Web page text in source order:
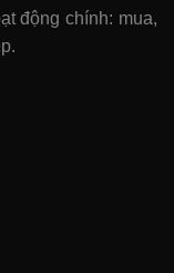
động chính: mua,